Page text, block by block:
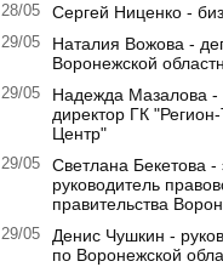
28/05 Сергей Ниценко -
29/05
Наталия Вожова -
Воронежской
29/05
Надежда Мазалова -
директор ГК
Центр"
29/05
Светлана Бекетова -
руководитель
правительства
29/05
Денис Чушкин -
по Воронежской